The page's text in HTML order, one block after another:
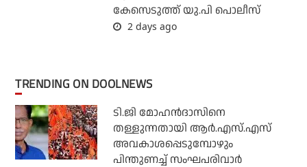
കേസെടുത്ത് യു.പി പൊലീസ്
2 days ago
TRENDING ON DOOLNEWS
ടി.ജി മോഹന്‍ദാസിനെ
തള്ളുന്നതായി ആര്‍.എസ്.എസ്
അവകാശപ്പെടുമ്പോഴും
പിന്തുണച്ച് സംഘപരിവാര്‍